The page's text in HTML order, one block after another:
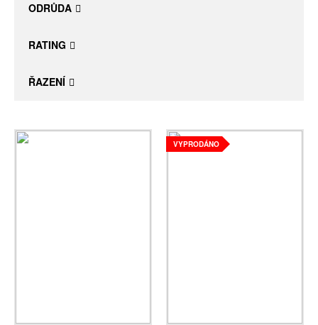
ODRŮDA
RATING
ŘAZENÍ
VYPRODÁNO